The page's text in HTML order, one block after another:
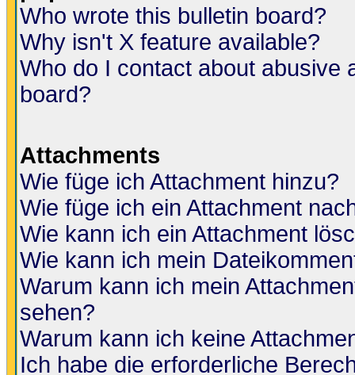
Who wrote this bulletin board?
Why isn't X feature available?
Who do I contact about abusive
board?
Attachments
Wie füge ich Attachment hinzu?
Wie füge ich ein Attachment
Wie kann ich ein Attachment
Wie kann ich mein
Warum kann ich mein
sehen?
Warum kann ich keine
Ich habe die erforderliche